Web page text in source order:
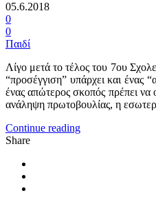
05.6.2018
0
0
Παιδί
Λίγο μετά το τέλος του 7ου
“προσέγγιση” υπάρχει και ένας
ένας απώτερος σκοπός πρέπει να
ανάληψη πρωτοβουλίας, η
Continue reading
Share